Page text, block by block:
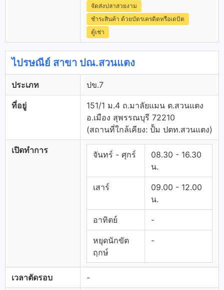
จัดส่งปลาสวยงาม
ชำระสินค้า ด้วยบัตรเครดิตหรือเดบิต
ตู้เช่า
ไปรษณีย์ สาขา ปณ.สวนแตง
ประเภท ปข.7
ที่อยู่
151/1 ม.4 ถ.มาลัยแมน ต.สวนแตง
อ.เมือง สุพรรณบุรี 72210
(สถานที่ใกล้เคียง: ป้้ม ปตท.สวนแตง)
เปิดทำการ จันทร์ - ศุกร์
08.30 - 16.30
น.
เสาร์
09.00 - 12.00
น.
อาทิตย์ -
หยุดนักขัต
ฤกษ์
-
เวลาตัดรอบ -